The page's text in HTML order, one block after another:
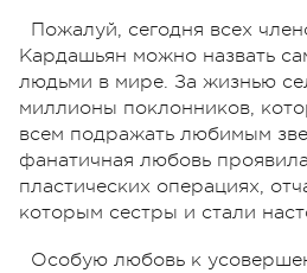
Пожалуй, сегодня всех
Кардашьян можно назвать
людьми в мире. За жизнью
миллионы поклонников,
всем подражать любимым
фанатичная любовь
пластических операциях,
которым сестры и стали
Особую любовь к